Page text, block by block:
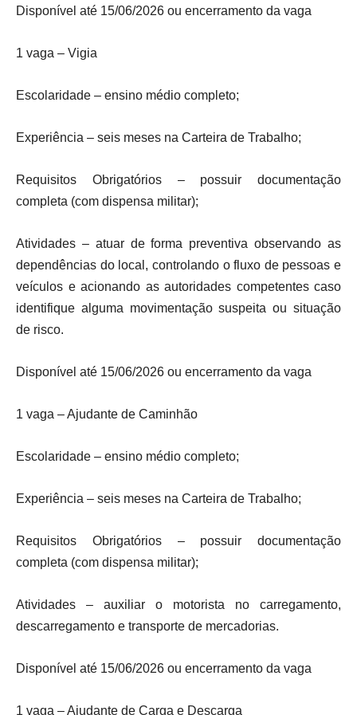
Disponível até 15/06/2026 ou encerramento da vaga
1 vaga – Vigia
Escolaridade – ensino médio completo;
Experiência – seis meses na Carteira de Trabalho;
Requisitos Obrigatórios – possuir documentação
completa (com dispensa militar);
Atividades – atuar de forma preventiva observando as
dependências do local, controlando o fluxo de pessoas e
veículos e acionando as autoridades competentes caso
identifique alguma movimentação suspeita ou situação
de risco.
Disponível até 15/06/2026 ou encerramento da vaga
1 vaga – Ajudante de Caminhão
Escolaridade – ensino médio completo;
Experiência – seis meses na Carteira de Trabalho;
Requisitos Obrigatórios – possuir documentação
completa (com dispensa militar);
Atividades – auxiliar o motorista no carregamento,
descarregamento e transporte de mercadorias.
Disponível até 15/06/2026 ou encerramento da vaga
1 vaga – Ajudante de Carga e Descarga